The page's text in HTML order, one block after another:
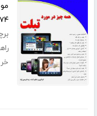
۷۴ صفحه